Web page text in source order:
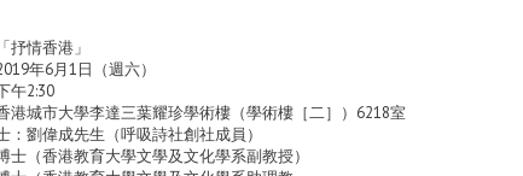
抒情香港」
年6月1日（週六）
午2:30
港城市大學李達三葉耀珍學術樓（學術樓［二］）6218室
：劉偉成先生（呼吸詩社創社成員）
士（香港教育大學文學及文化學系副教授）